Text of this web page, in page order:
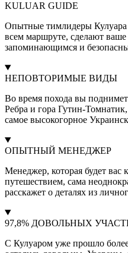
KULUAR GUIDE
Опытные тимлидеры Кулуара
всем маршруте, сделают
запоминающимся и
НЕПОВТОРИМЫЕ ВИДЫ
Во время похода вы
Ребра и гора Гутин-
самое высокогорное
ОПЫТНЫЙ МЕНЕДЖЕР
Менеджер, которая будет вас
путешествием, сама
расскажет о деталях из
97,8% ДОВОЛЬНЫХ
С Кулуаром уже прошло